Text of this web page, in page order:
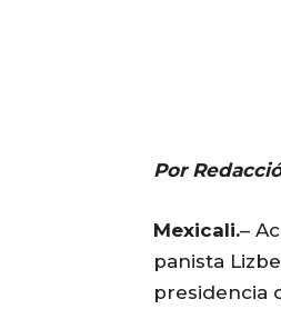
Por
Mexicali.–
panista
presidencia